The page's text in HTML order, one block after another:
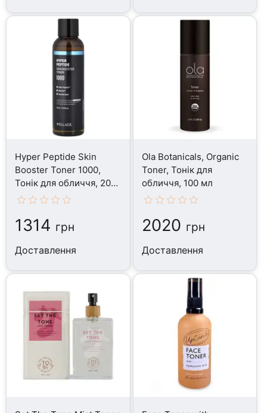
Hyper Peptide Skin
Booster Toner 1000,
Тонік для обличчя, 200
мл
1314 грн
Доставлення
Ola Botanicals, Organic
Toner, Тонік для
обличчя, 100 мл
2020 грн
Доставлення